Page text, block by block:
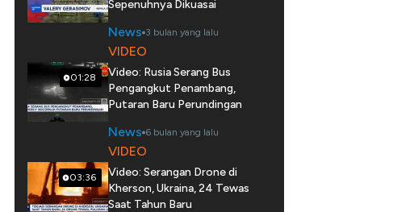
Sepenuhnya Dikuasai
News 3 bulan yang lalu
01:28
VIDEO
Video: Rusia Serang Bus
Pengangkut Penambang,
Putaran Baru Perundingan
News 6 bulan yang lalu
03:36
VIDEO
Video: Serangan Drone di
Kherson, Ukraina, 24 Tewas
Saat Tahun Baru